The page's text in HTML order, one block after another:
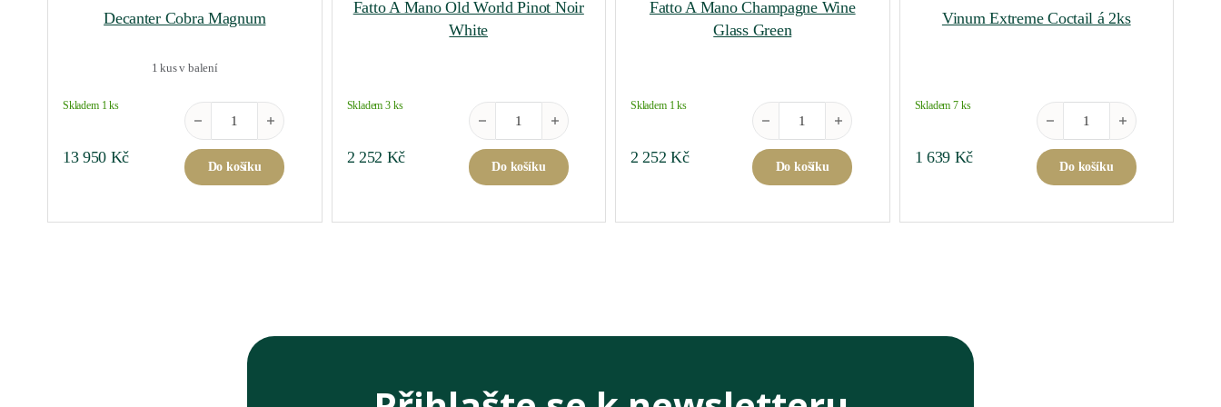
Decanter Cobra Magnum
1 kus v balení
Skladem 1 ks
13 950 Kč
Decanter Cobra Magnum množství
Do košíku
Fatto A Mano Old World Pinot Noir
White
Skladem 3 ks
2 252 Kč
Fatto A Mano Old World Pinot Noir White množství
Do košíku
Fatto A Mano Champagne Wine
Glass Green
Skladem 1 ks
2 252Kč
Fatto A Mano Champagne Wine Glass Green množství
Do košíku
Vinum Extreme Coctail á 2ks
Skladem 7 ks
1 639 Kč
Vinum Extreme Coctail á 2ks
Do košíku